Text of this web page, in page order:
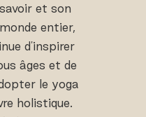
et son
entier,
d'inspirer
âges et de
le yoga
holistique.